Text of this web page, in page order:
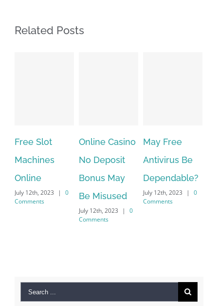
Related Posts
Free Slot
Machines
Online
July 12th, 2023 |
0
Comments
Online Casino
No Deposit
Bonus May
Be Misused
July 12th, 2023 |
0
Comments
May Free
Antivirus Be
Dependable?
July 12th, 2023 |
0
Comments
Search